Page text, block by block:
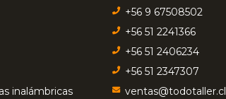
inalámbricas
+56 9 67508502
+56 51 2241366
+56 51 2406234
+56 51 2347307
ventas@todotaller.cl